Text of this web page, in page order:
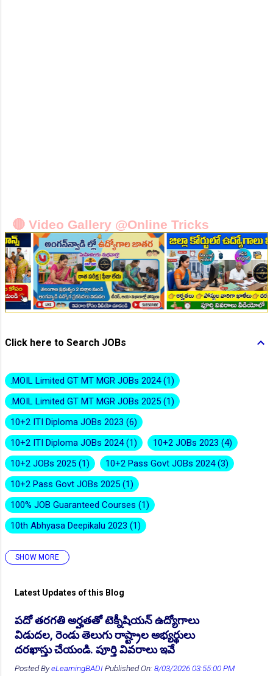
👆Online Applications Ends on 10-August-2026
👆Online Applications Ends on 12-August-2026
🔴 Video Gallery @Online Tricks
Click here to Search JOBs
.MOIL Limited GT MT MGR JOBs 2024 1
.MOIL Limited GT MT MGR JOBs 2025 1
10+2 ITI Diploma JOBs 2023 6
10+2 ITI Diploma JOBs 2024 1 10+2 JOBs 2023 4
10+2 JOBs 2025 1 10+2 Pass Govt JOBs 2024 3
10+2 Pass Govt JOBs 2025 1
100% JOB Guaranteed Courses 1
10th Abhyasa Deepikalu 2023 1
10th Abhyasa Deepikalu 2026-27
10th Inter Degree Jobs 2025 2
10th Inter Degree Jobs 22 6
10th ITI Pass Govt JOB 2025 2
SHOW MORE
Latest Updates of this Blog
పదో తరగతి అర్హతతో టెక్నీషియన్ ఉద్యోగాలు
విడుదల, రెండు తెలుగు రాష్ట్రాల అభ్యర్థులు
దరఖాస్తు చేయండి. పూర్తి వివరాలు ఇవే
Posted ByeLearningBADI Published On:8/03/2026 03:55:00 PM